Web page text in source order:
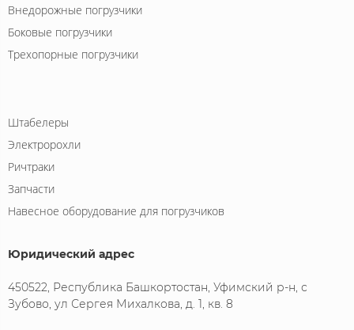
Внедорожные погрузчики
Боковые погрузчики
Трехопорные погрузчики
Штабелеры
Электророхли
Ричтраки
Запчасти
Навесное оборудование для погрузчиков
Юридический адрес
450522, Республика Башкортостан, Уфимский р-н, с
Зубово, ул Сергея Михалкова, д. 1, кв. 8